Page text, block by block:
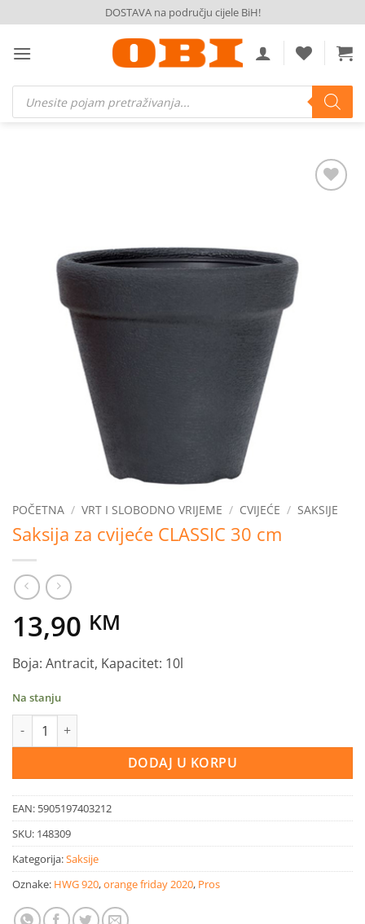
to
content
DOSTAVA na području cijele BiH!
Products
search
POČETNA / VRT I SLOBODNO VRIJEME / CVIJEĆE / SAKSIJE
Saksija za cvijeće CLASSIC 30 cm
13,90 KM
Boja: Antracit, Kapacitet: 10l
Na stanju
Saksija za cvijeće CLASSIC 30 cm količina
DODAJ U KORPU
EAN: 5905197403212
SKU: 148309
Kategorija:Saksije
Oznake: HWG 920,orange friday 2020, Pros